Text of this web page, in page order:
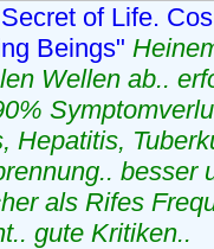
of Life.
Beings"
Wellen ab..
Hepatitis,
besser
als Rifes
gute Kritiken..